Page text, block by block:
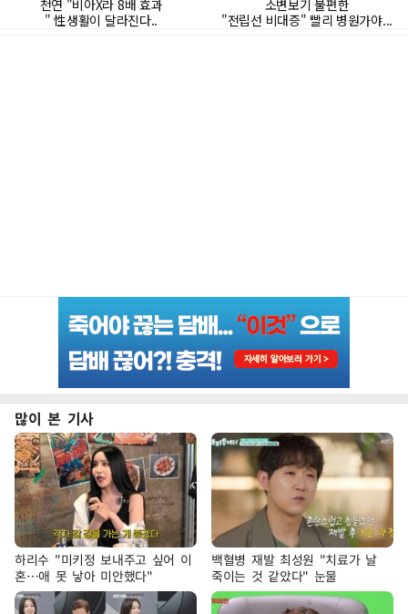
많이 본 기사
하리수 "미키정 보내주고 싶어 이
혼…애 못 낳아 미안했다"
백혈병 재발 최성원 "치료가 날
죽이는 것 같았다" 눈물